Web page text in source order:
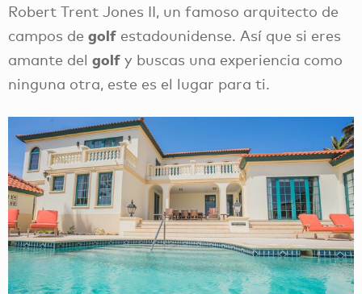
Robert Trent Jones II, un famoso arquitecto de
campos de golf estadounidense. Así que si eres
amante del golf y buscas una experiencia como
ninguna otra, este es el lugar para ti.